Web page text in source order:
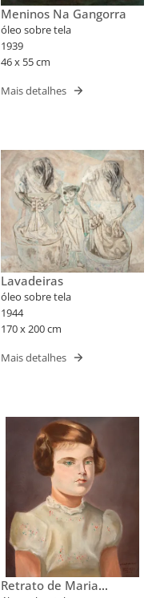
Meninos Na Gangorra
óleo sobre tela
1939
46 x 55 cm
Mais detalhes
Lavadeiras
óleo sobre tela
1944
170 x 200 cm
Mais detalhes
Retrato de Maria